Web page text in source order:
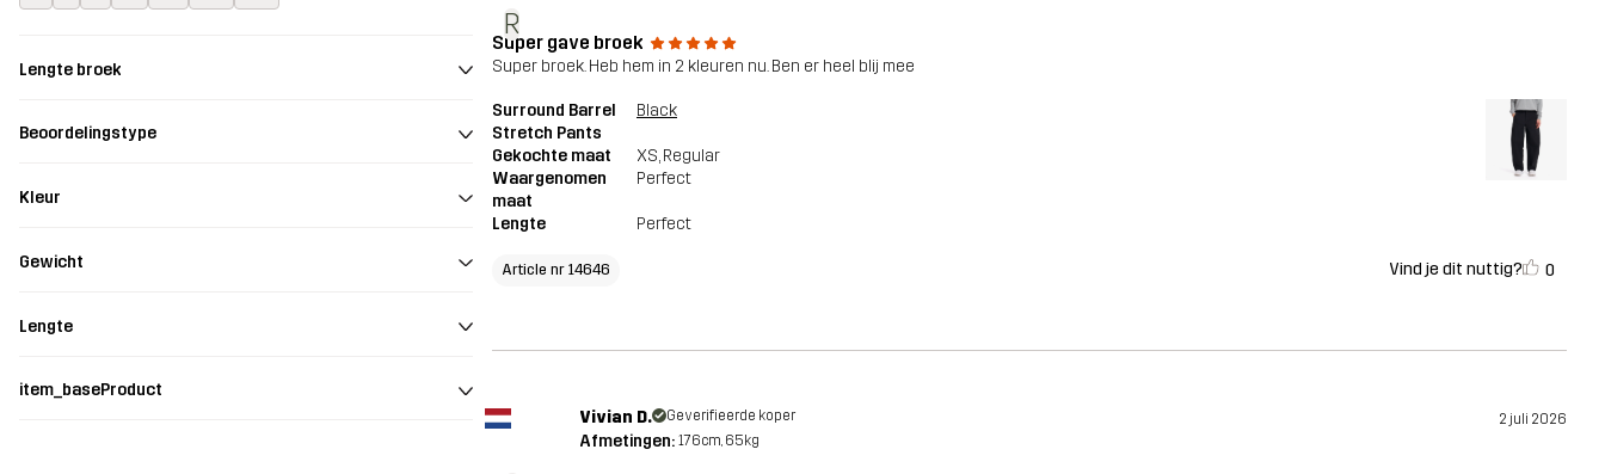
Lengte broek
Beoordelingstype
Kleur
Gewicht
Lengte
item_baseProduct
R
Super gave broek
Super broek. Heb hem in 2 kleuren nu. Ben er heel blij mee
Surround Barrel
Stretch Pants
Black
Gekochte maat XS, Regular
Waargenomen
maat
Perfect
Lengte Perfect
Article nr 14646 Vind je dit nuttig? 0
Vivian D. Geverifieerde koper 2 juli 2026
Afmetingen: 176cm, 65kg